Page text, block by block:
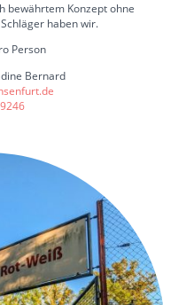
bewährtem Konzept ohne
haben wir.
Person
Bernard